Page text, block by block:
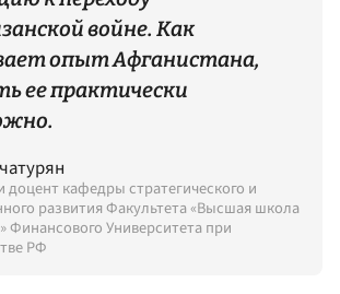
войне. Как
опыт Афганистана,
ее практически
доцент кафедры стратегического и
развития Факультета «Высшая школа
Финансового Университета при
РФ